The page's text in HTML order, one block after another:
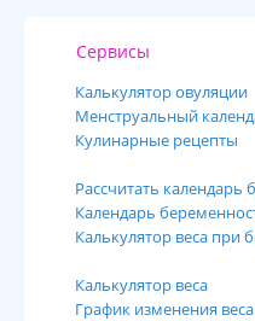
Сервисы
Калькулятор овуляции
Менструальный
Кулинарные рецепты
Рассчитать календарь
Календарь
Калькулятор веса при
Калькулятор веса
График изменения веса